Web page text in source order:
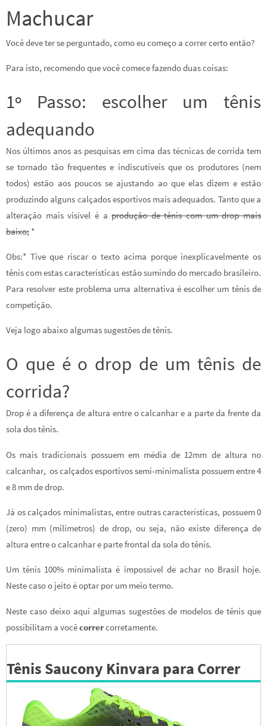
Machucar
Você deve ter se perguntado, como eu começo a correr certo então?
Para isto, recomendo que você comece fazendo duas coisas:
1º Passo: escolher um tênis
adequando
Nos últimos anos as pesquisas em cima das técnicas de corrida tem
se tornado tão frequentes e indiscutíveis que os produtores (nem
todos) estão aos poucos se ajustando ao que elas dizem e estão
produzindo alguns calçados esportivos mais adequados. Tanto que a
alteração mais visível é aprodução de tênis com um drop mais
baixo; *
Obs:* Tive que riscar o texto acima porque inexplicavelmente os
tênis com estas características estão sumindo do mercado brasileiro.
Para resolver este problema uma alternativa é escolher um tênis de
competição.
Veja logo abaixo algumas sugestões de tênis.
O que é o drop de um tênis de
corrida?
Drop é a diferença de altura entre o calcanhar e a parte da frente da
sola dos tênis.
Os mais tradicionais possuem em média de 12mm de altura no
calcanhar, os calçados esportivos semi-minimalista possuem entre 4
e 8 mm de drop.
Já os calçados minimalistas, entre outras características, possuem 0
(zero) mm (milímetros) de drop, ou seja, não existe diferença de
altura entre o calcanhar e parte frontal da sola do tênis.
Um tênis 100% minimalista é impossível de achar no Brasil hoje.
Neste caso o jeito é optar por um meio termo.
Neste caso deixo aqui algumas sugestões de modelos de tênis que
possibilitam a vocêcorrercorretamente.
Tênis Saucony Kinvara para Correr